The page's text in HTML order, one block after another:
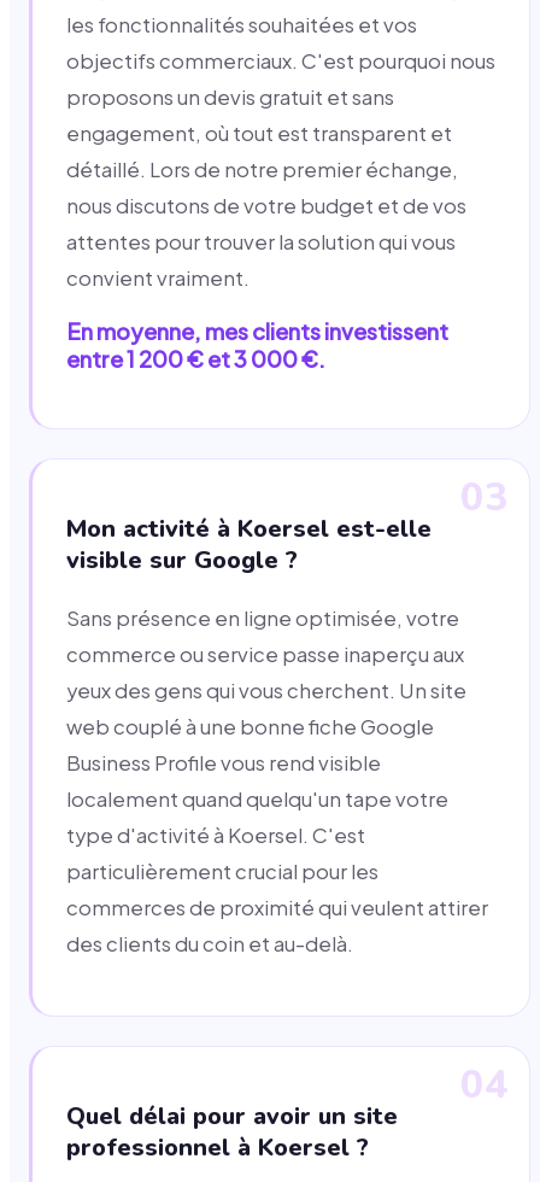
les fonctionnalités souhaitées et vos
objectifs commerciaux. C'est pourquoi nous
proposons un devis gratuit et sans
engagement, où tout est transparent et
détaillé. Lors de notre premier échange,
nous discutons de votre budget et de vos
attentes pour trouver la solution qui vous
convient vraiment.
En moyenne, mes clients investissent
entre 1 200 € et 3 000 €.
03
Mon activité à Koersel est-elle
visible sur Google ?
Sans présence en ligne optimisée, votre
commerce ou service passe inaperçu aux
yeux des gens qui vous cherchent. Un site
web couplé à une bonne fiche Google
Business Profile vous rend visible
localement quand quelqu'un tape votre
type d'activité à Koersel. C'est
particulièrement crucial pour les
commerces de proximité qui veulent attirer
des clients du coin et au-delà.
04
Quel délai pour avoir un site
professionnel à Koersel ?